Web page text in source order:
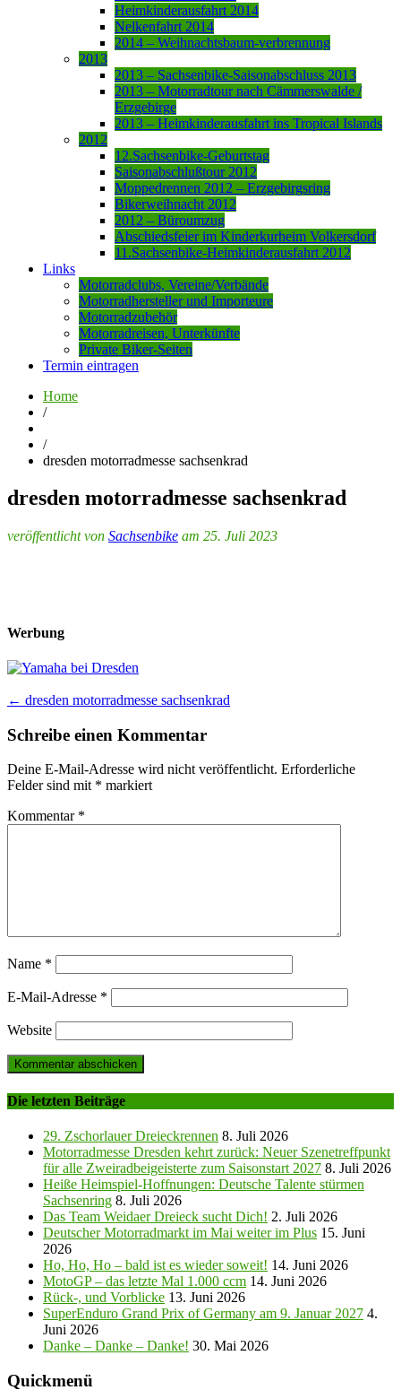
Heimkinderausfahrt 2014
Nelkenfahrt 2014
2014 – Weihnachtsbaum-verbrennung
2013
2013 – Sachsenbike-Saisonabschluss 2013
2013 – Motorradtour nach Cämmerswalde /
Erzgebirge
2013 – Heimkinderausfahrt ins Tropical Islands
2012
12.Sachsenbike-Geburtstag
Saisonabschlußtour 2012
Moppedrennen 2012 – Erzgebirgsring
Bikerweihnacht 2012
2012 – Büroumzug
Abschiedsfeier im Kinderkurheim Volkersdorf
11.Sachsenbike-Heimkinderausfahrt 2012
Links
Motorradclubs, Vereine/Verbände
Motorradhersteller und Importeure
Motorradzubehör
Motorradreisen, Unterkünfte
Private Biker-Seiten
Termin eintragen
Home
/
/
dresden motorradmesse sachsenkrad
dresden motorradmesse sachsenkrad
veröffentlicht von Sachsenbike am 25. Juli 2023
Werbung
Post
navigation
← dresden motorradmesse sachsenkrad
Schreibe einen Kommentar
Deine E-Mail-Adresse wird nicht veröffentlicht. Erforderliche
Felder sind mit * markiert
Kommentar *
Name *
E-Mail-Adresse *
Website
Die letzten Beiträge
29. Zschorlauer Dreieckrennen 8. Juli 2026
Motorradmesse Dresden kehrt zurück: Neuer Szenetreffpunkt
für alle Zweiradbeigeisterte zum Saisonstart 2027 8. Juli 2026
Heiße Heimspiel-Hoffnungen: Deutsche Talente stürmen
Sachsenring 8. Juli 2026
Das Team Weidaer Dreieck sucht Dich! 2. Juli 2026
Deutscher Motorradmarkt im Mai weiter im Plus 15. Juni
2026
Ho, Ho, Ho – bald ist es wieder soweit! 14. Juni 2026
MotoGP – das letzte Mal 1.000 ccm 14. Juni 2026
Rück-, und Vorblicke 13. Juni 2026
SuperEnduro Grand Prix of Germany am 9. Januar 2027 4.
Juni 2026
Danke – Danke – Danke! 30. Mai 2026
Quickmenü